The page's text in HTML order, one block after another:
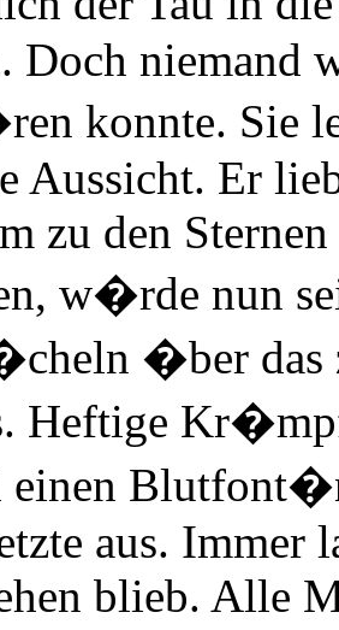
Doch niemand
konnte. Sie
Aussicht. Er
zu den
w�rde nun
�ber das
Heftige
einen
aus. Immer
blieb. Alle